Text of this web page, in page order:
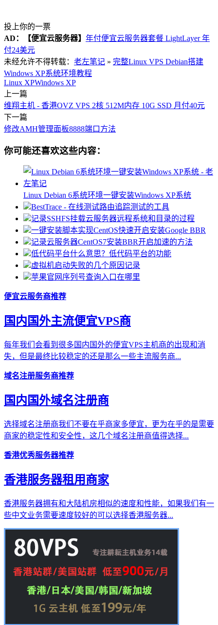
投上你的一票
AD：
【便宜云服务器】 年付便宜云服务器套餐 LightLayer 年
付24美元
未经允许不得转载： 老左笔记 » 完整Linux VPS Debian搭建
Windows XP系统环境教程
Linux XPWindows XP
上一篇
维翔主机 - 香港OVZ VPS 2核 512M内存 10G SSD 月付40元
下一篇
修改AMH管理面板8888端口方法
你可能还喜欢这些内容：
Linux Debian 6系统环境一键安装Windows XP系统
BestTrace - 在线测试路由追踪测试的工具
记录SSHFS挂载云服务器远程系统和目录的过程
一键安装脚本实现CentOS快速开启安装Google BBR
记录云服务器CentOS7安装BBR开启加速的方法
低代码平台什么意思？低代码平台的功能
虚拟机启动失败的几个原因记录
苹果官网序列号查询入口在哪里
便宜云服务商推荐
国内国外主流便宜VPS商
每年我们会看到很多国内国外的便宜VPS主机商的出现和消
失，但是最终比较稳定的还是那么一些主流服务商...
域名注册服务商推荐
国内国外域名注册商
选择域名注册商我们不要在乎商家多便宜，更为在乎的是需要
商家的稳定性和安全性，这几个域名注册商值得选择...
香港优秀服务器推荐
香港服务器租用商家
香港服务器拥有和大陆机房相似的速度和性能，如果我们有一
些中文业务需要速度较好的可以选择香港服务器...